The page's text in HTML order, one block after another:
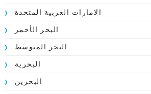
الامارات العربية المتحدة
البحر الأحمر
البحر المتوسط
البحرية
البحرين